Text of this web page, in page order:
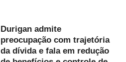
Durigan admite
preocupação com trajetória
da dívida e fala em redução